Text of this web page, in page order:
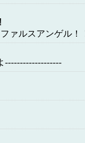
ァルスアンゲル！
-------------------